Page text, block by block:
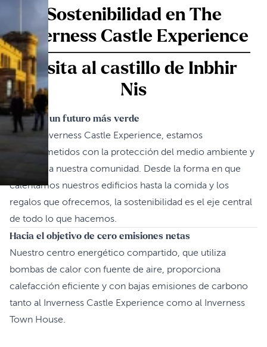
Sostenibilidad en The
Inverness Castle Experience
Visita al castillo de Inbhir
Nis
Creando un futuro más verde
En The Inverness Castle Experience, estamos
comprometidos con la protección del medio ambiente y
el apoyo a nuestra comunidad. Desde la forma en que
calentamos nuestros edificios hasta la comida y los
regalos que ofrecemos, la sostenibilidad es el eje central
de todo lo que hacemos.
Hacia el objetivo de cero emisiones netas
Nuestro centro energético compartido, que utiliza
bombas de calor con fuente de aire, proporciona
calefacción eficiente y con bajas emisiones de carbono
tanto al Inverness Castle Experience como al Inverness
Town House.